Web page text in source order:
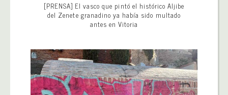
[PRENSA] El vasco que pintó el histórico Aljibe
del Zenete granadino ya había sido multado
antes en Vitoria